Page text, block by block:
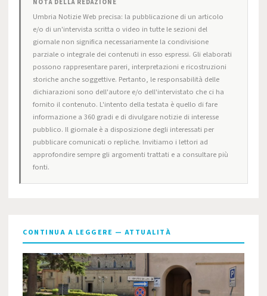
NOTA DELLA REDAZIONE
Umbria Notizie Web precisa: la pubblicazione di un articolo
e/o di un'intervista scritta o video in tutte le sezioni del
giornale non significa necessariamente la condivisione
parziale o integrale dei contenuti in esso espressi. Gli elaborati
possono rappresentare pareri, interpretazioni e ricostruzioni
storiche anche soggettive. Pertanto, le responsabilità delle
dichiarazioni sono dell'autore e/o dell'intervistato che ci ha
fornito il contenuto. L'intento della testata è quello di fare
informazione a 360 gradi e di divulgare notizie di interesse
pubblico. Il giornale è a disposizione degli interessati per
pubblicare comunicati o repliche. Invitiamo i lettori ad
approfondire sempre gli argomenti trattati e a consultare più
fonti.
CONTINUA A LEGGERE — ATTUALITÀ